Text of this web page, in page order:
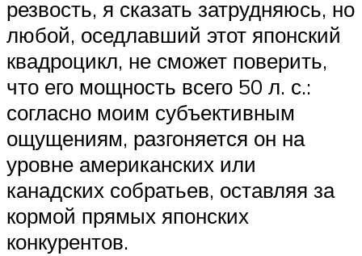
резвость, я сказать затрудняюсь, но
любой, оседлавший этот японский
квадроцикл, не сможет поверить,
что его мощность всего 50 л. с.:
согласно моим субъективным
ощущениям, разгоняется он на
уровне американских или
канадских собратьев, оставляя за
кормой прямых японских
конкурентов.